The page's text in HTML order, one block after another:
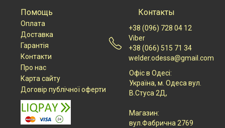
Помощь
Оплата
Доставка
Гарантія
Контакти
Про нас
Карта сайту
Договір публічної оферти
Контакты
+38 (096) 728 04 12
Viber
+38 (066) 515 71 34
welder.odessa@gmail.com
Офіс в Одесі:
Українa, м. Одеса вул.
В.Стуса 2Д,
Магазин:
вул.Фабрична 2769